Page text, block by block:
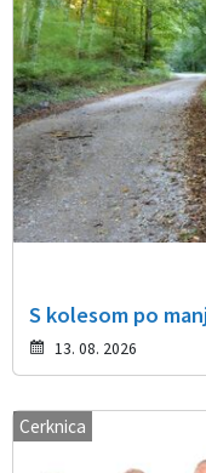
S kolesom po
13. 08. 2026
Cerknica